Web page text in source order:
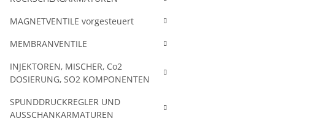
MAGNETVENTILE vorgesteuert
MEMBRANVENTILE
INJEKTOREN, MISCHER, Co2
DOSIERUNG, SO2 KOMPONENTEN
SPUNDDRUCKREGLER UND
AUSSCHANKARMATUREN